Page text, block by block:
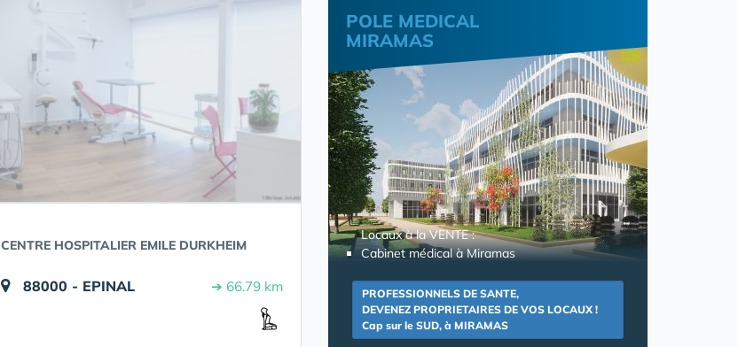
CENTRE HOSPITALIER EMILE DURKHEIM
88000 - EPINAL ➔ 66.79 km
POLE MEDICAL
MIRAMAS
Locaux à la VENTE :
Cabinet médical à Miramas
PROFESSIONNELS DE SANTE,
DEVENEZ PROPRIETAIRES DE VOS LOCAUX !
Cap sur le SUD, à MIRAMAS